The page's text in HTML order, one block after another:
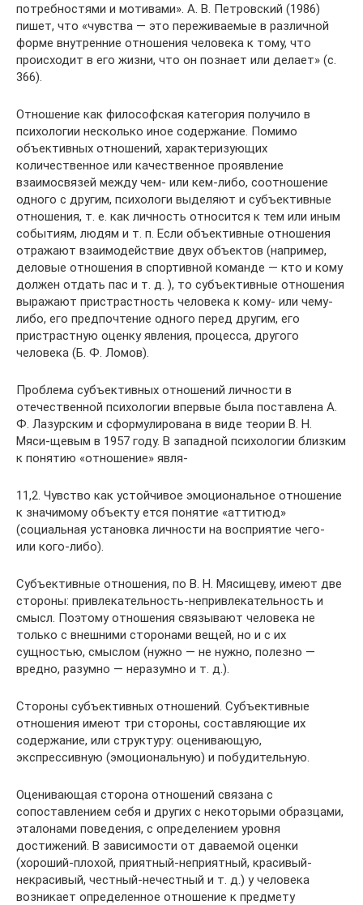
потребностями и мотивами». А. В. Петровский (1986)
пишет, что «чувства — это переживаемые в различной
форме внутренние отношения человека к тому, что
происходит в его жизни, что он познает или делает» (с.
366).
Отношение как философская категория получило в
психологии несколько иное содержание. Помимо
объективных отношений, характеризующих
количественное или качественное проявление
взаимосвязей между чем- или кем-либо, соотношение
одного с другим, психологи выделяют и субъективные
отношения, т. е. как личность относится к тем или иным
событиям, людям и т. п. Если объективные отношения
отражают взаимодействие двух объектов (например,
деловые отношения в спортивной команде — кто и кому
должен отдать пас и т. д. ), то субъективные отношения
выражают пристрастность человека к кому- или чему-
либо, его предпочтение одного перед другим, его
пристрастную оценку явления, процесса, другого
человека (Б. Ф. Ломов).
Проблема субъективных отношений личности в
отечественной психологии впервые была поставлена А.
Ф. Лазурским и сформулирована в виде теории В. Н.
Мяси-щевым в 1957 году. В западной психологии близким
к понятию «отношение» явля-
11,2. Чувство как устойчивое эмоциональное отношение
к значимому объекту ется понятие «аттитюд»
(социальная установка личности на восприятие чего-
или кого-либо).
Субъективные отношения, по В. Н. Мясищеву, имеют две
стороны: привлекательность-непривлекательность и
смысл. Поэтому отношения связывают человека не
только с внешними сторонами вещей, но и с их
сущностью, смыслом (нужно — не нужно, полезно —
вредно, разумно — неразумно и т. д.).
Стороны субъективных отношений. Субъективные
отношения имеют три стороны, составляющие их
содержание, или структуру: оценивающую,
экспрессивную (эмоциональную) и побудительную.
Оценивающая сторона отношений связана с
сопоставлением себя и других с некоторыми образцами,
эталонами поведения, с определением уровня
достижений. В зависимости от даваемой оценки
(хороший-плохой, приятный-неприятный, красивый-
некрасивый, честный-нечестный и т. д.) у человека
возникает определенное отношение к предмету